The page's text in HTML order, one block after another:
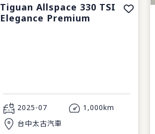
Tiguan Allspace 330 TSI
Elegance Premium
2025-07
1,000km
台中太古汽車